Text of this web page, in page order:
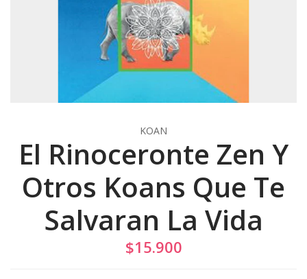
KOAN
El Rinoceronte Zen Y
Otros Koans Que Te
Salvaran La Vida
$15.900